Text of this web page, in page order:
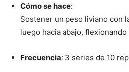
Cómo se hace:
Sostener un peso liviano con
luego hacia abajo, flexionando
Frecuencia: 3 series de 10